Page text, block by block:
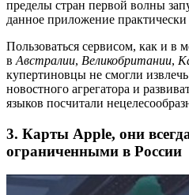
пределы стран первой волны
данное приложение практически
Пользоваться сервисом, как и в
в Австралии, Великобритании,
купертиновцы не смогли
новостного агрегатора и
языков посчитали
3. Карты Apple, они
ограниченными в России